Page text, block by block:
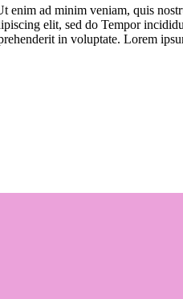
enim ad minim veniam, quis
elit, sed do Tempor
in voluptate. Lorem